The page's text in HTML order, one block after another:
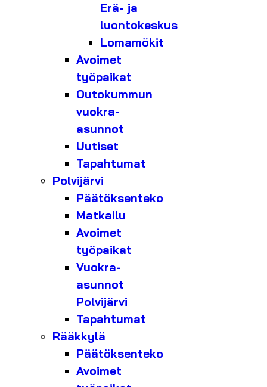
Erä- ja
luontokeskus
Lomamökit
Avoimet
työpaikat
Outokummun
vuokra-
asunnot
Uutiset
Tapahtumat
Polvijärvi
Päätöksenteko
Matkailu
Avoimet
työpaikat
Vuokra-
asunnot
Polvijärvi
Tapahtumat
Rääkkylä
Päätöksenteko
Avoimet